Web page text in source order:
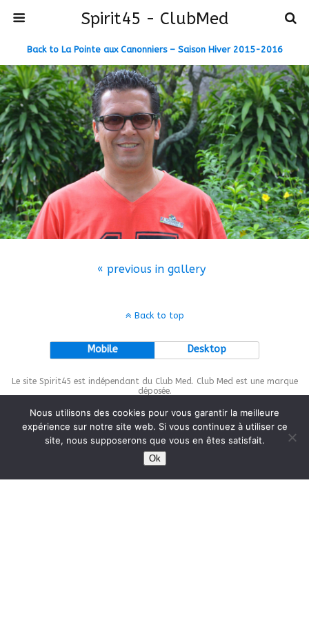
Spirit45 - ClubMed
Back to La Pointe aux Canonniers – Saison Hiver 2015-2016
« previous in gallery
Back to top
Mobile Desktop
Le site Spirit45 est indépendant du Club Med. Club Med est une marque
déposée.
This site is protected bywp-copyrightpro.com
Nous utilisons des cookies pour vous garantir la meilleure
expérience sur notre site web. Si vous continuez à utiliser ce
site, nous supposerons que vous en êtes satisfait.
Ok